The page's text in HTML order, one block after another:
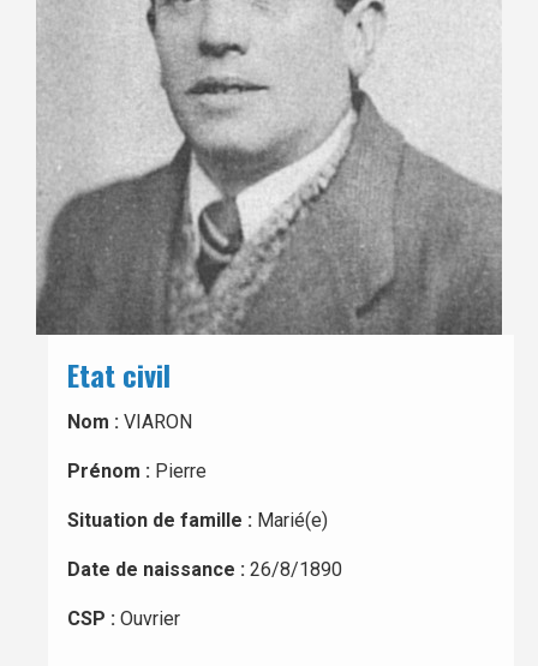
Etat civil
Nom : VIARON
Prénom : Pierre
Situation de famille : Marié(e)
Date de naissance : 26/8/1890
CSP : Ouvrier